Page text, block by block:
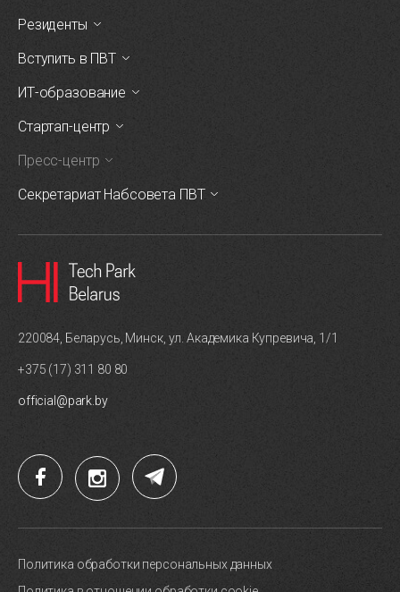
Резиденты
Вступить в ПВТ
ИТ-образование
Стартап-центр
Пресс-центр
Секретариат Набсовета ПВТ
220084, Беларусь, Минск, ул. Академика Купревича, 1/1
+375 (17) 311 80 80
official@park.by
Политика обработки персональных данных